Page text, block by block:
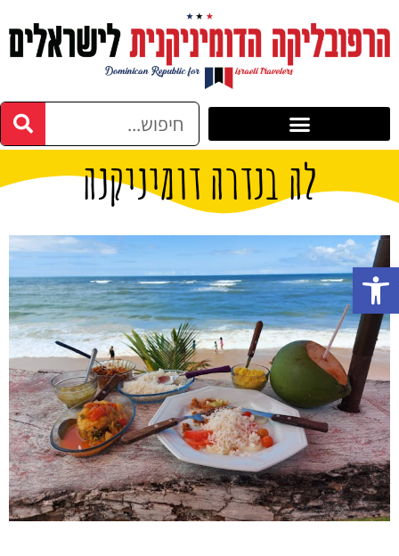
לה בנדרה דומיניקנה
פתח סרגל נגישות